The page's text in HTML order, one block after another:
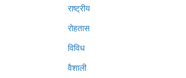
राष्ट्रीय
रोहतास
विविध
वैशाली